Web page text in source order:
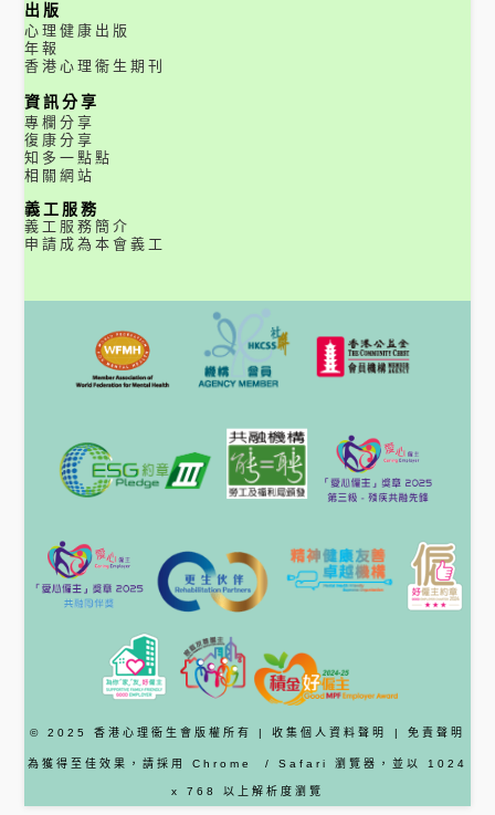
出版
心理健康出版
年報
香港心理衞生期刊
資訊分享
專欄分享
復康分享
知多一點點
相關網站
義工服務
義工服務簡介
申請成為本會義工
© 2025 香港心理衞生會版權所有 | 收集個人資料聲明 | 免責聲明
為獲得至佳效果，請採用 Chrome / Safari 瀏覽器 ，並以 1024
x 768 以上解析度瀏覽